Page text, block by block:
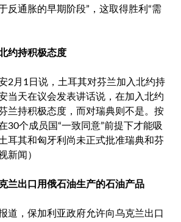
反通胀的早期阶段”，这取得胜利“需
约持积极态度
2月1日说，土耳其对芬兰加入北约持
当天在议会发表讲话说，在加入北约
兰持积极态度，而对瑞典则不是。按
30个成员国“一致同意”前提下才能吸
耳其和匈牙利尚未正式批准瑞典和芬
新闻）
兰出口用俄石油生产的石油产品
道，保加利亚政府允许向乌克兰出口